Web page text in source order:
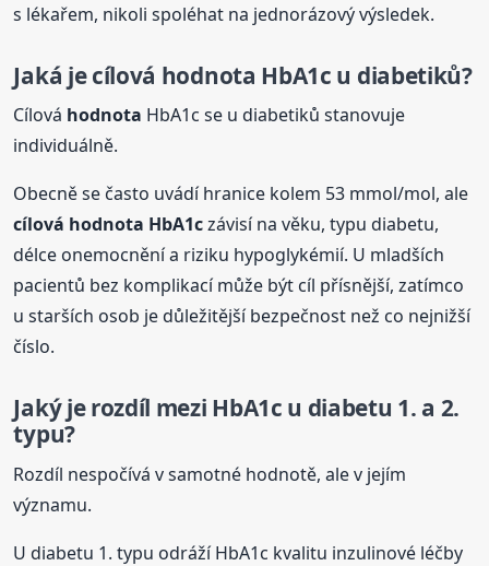
s lékařem, nikoli spoléhat na jednorázový výsledek.
Jaká je cílová hodnota HbA1c u diabetiků?
Cílová hodnota HbA1c se u diabetiků stanovuje
individuálně.
Obecně se často uvádí hranice kolem 53 mmol/mol, ale
cílová hodnota HbA1czávisí na věku, typu diabetu,
délce onemocnění a riziku hypoglykémií. U mladších
pacientů bez komplikací může být cíl přísnější, zatímco
u starších osob je důležitější bezpečnost než co nejnižší
číslo.
Jaký je rozdíl mezi HbA1c u diabetu 1. a 2.
typu?
Rozdíl nespočívá v samotné hodnotě, ale v jejím
významu.
U diabetu 1. typu odráží HbA1c kvalitu inzulinové léčby